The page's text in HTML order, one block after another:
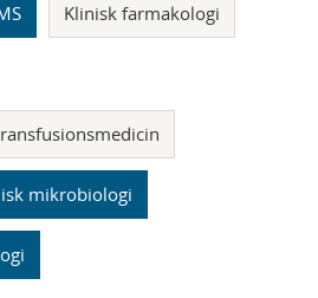
Klinisk farmakologi
mikrobiologi